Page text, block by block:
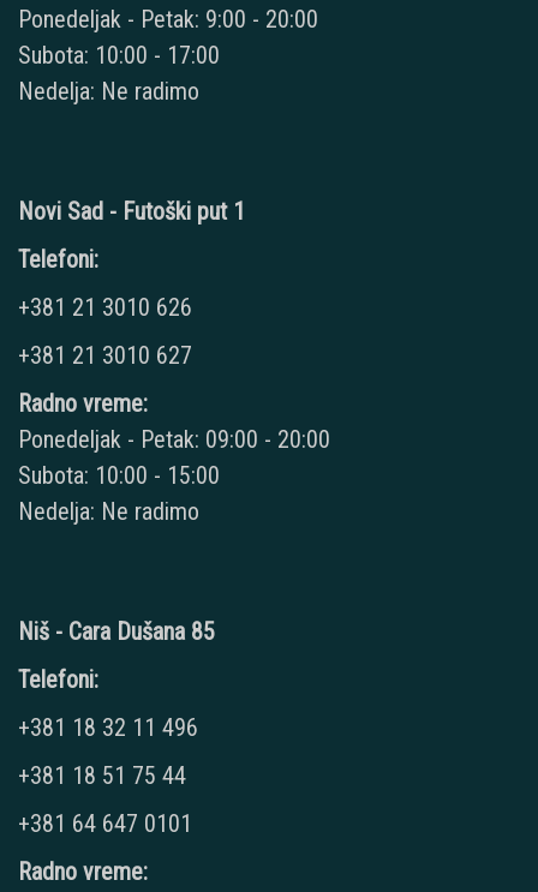
Ponedeljak - Petak: 9:00 - 20:00
Subota: 10:00 - 17:00
Nedelja: Ne radimo
Novi Sad - Futoški put 1
Telefoni:
+381 21 3010 626
+381 21 3010 627
Radno vreme:
Ponedeljak - Petak: 09:00 - 20:00
Subota: 10:00 - 15:00
Nedelja: Ne radimo
Niš - Cara Dušana 85
Telefoni:
+381 18 32 11 496
+381 18 51 75 44
+381 64 647 0101
Radno vreme: